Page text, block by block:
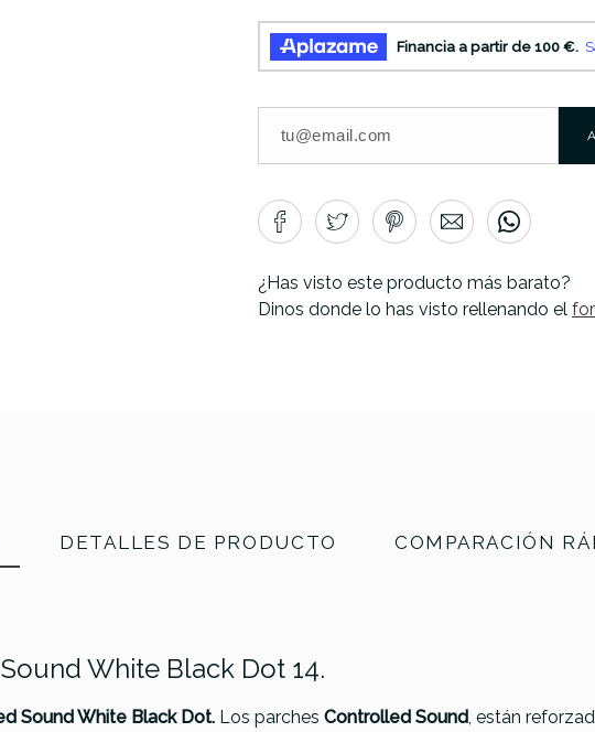
¿Has visto este producto más barato?
Dinos donde lo has visto rellenando el
DETALLES DE PRODUCTO COMPARACIÓN
White Black Dot 14.
Sound White Black Dot. Los parchesControlled Sound, están